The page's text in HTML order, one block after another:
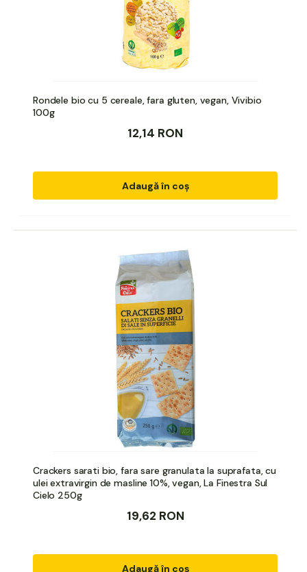
Rondele bio cu 5 cereale, fara gluten, vegan, Vivibio
100g
12,14 RON
Adaugă în coș
Crackers sarati bio, fara sare granulata la suprafata, cu
ulei extravirgin de masline 10%, vegan, La Finestra Sul
Cielo 250g
19,62 RON
Adaugă în coș